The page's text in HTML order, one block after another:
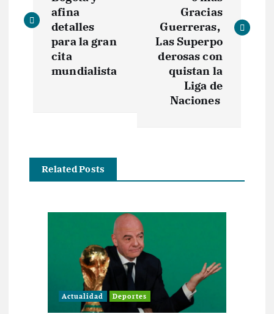
e
ó
afina
detalles
para la gran
cita
mundialista
Gracias
Guerreras,
Las Superpo
derosas con
quistan la
Liga de
Naciones
Related Posts
Actualidad Deportes